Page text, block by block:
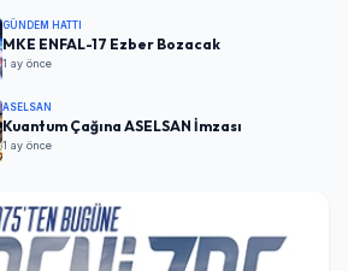
GÜNDEM HATTI
MKE ENFAL-17 Ezber Bozacak
1 ay önce
ASELSAN
Kuantum Çağına ASELSAN İmzası
1 ay önce